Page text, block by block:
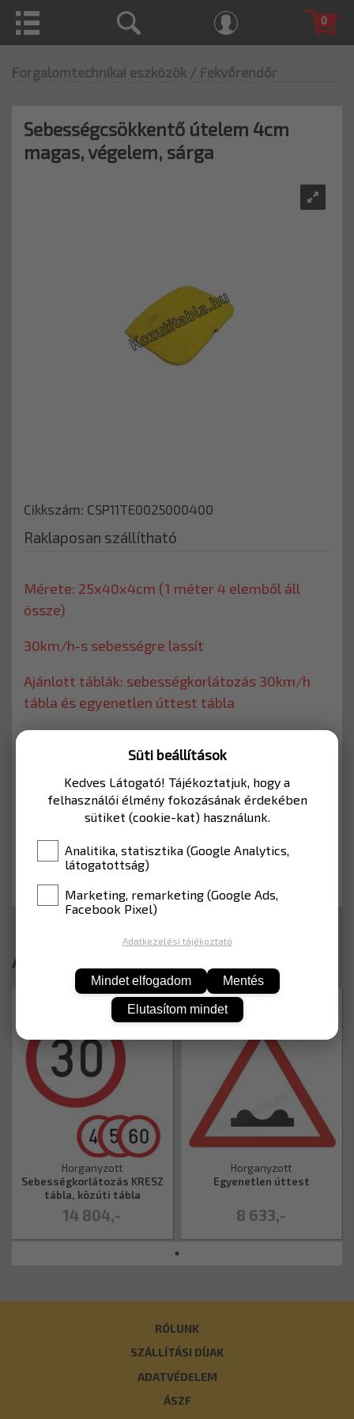
0
Forgalomtechnikai eszközök / Fekvőrendőr
Sebességcsökkentő útelem 4cm
magas, végelem, sárga
Cikkszám: CSP11TE0025000400
Raklaposan szállítható
Mérete: 25x40x4cm (1 méter 4 elemből áll
össze)
30km/h-s sebességre lassít
Ajánlott táblák: sebességkorlátozás 30km/h
tábla és egyenetlen úttest tábla
KOSÁRBA
Ajánlott termékek
14 804,-
Horganyzott
Sebességkorlátozás KRESZ
tábla, közúti tábla
A013-H600EGP
8 633,-
Horganyzott
Egyenetlen úttest
RÓLUNK
SZÁLLÍTÁSI DÍJAK
ADATVÉDELEM
ÁSZF
Süti beállítások
Kedves Látogató! Tájékoztatjuk, hogy a
felhasználói élmény fokozásának érdekében
sütiket (cookie-kat) használunk.
Analitika, statisztika (Google Analytics,
látogatottság)
Marketing, remarketing (Google Ads,
Facebook Pixel)
Adatkezelési tájékoztató
Mindet elfogadom Mentés
Elutasítom mindet